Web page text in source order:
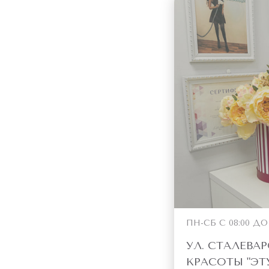
ПН-СБ С 08:00 ДО
УЛ.
КРАСОТЫ